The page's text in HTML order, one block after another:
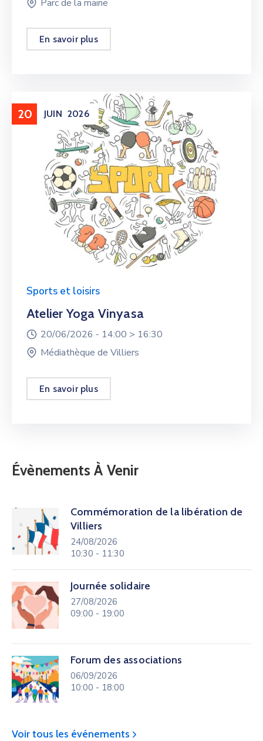
Parc de la mairie
En savoir plus
20 JUIN 2026
Sports et loisirs
Atelier Yoga Vinyasa
20/06/2026 - 14:00 > 16:30
Médiathèque de Villiers
En savoir plus
Évènements À Venir
Commémoration de la libération de
Villiers
24/08/2026
10:30 - 11:30
Journée solidaire
27/08/2026
09:00 - 19:00
Forum des associations
06/09/2026
10:00 - 18:00
Voir tous les événements